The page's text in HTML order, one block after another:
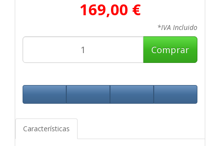
169,00 €
*IVA Incluido
Comprar
Características